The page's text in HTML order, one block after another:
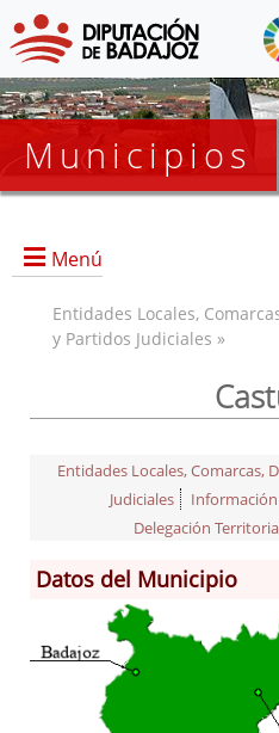
Municipios
Menú
Información General
Historia
Monumentos
Gastronomía
Entidades Locales,
y Partidos Judiciales »
Entidades Locales, Comarcas,
Judiciales
Delegación
Datos del Municipio